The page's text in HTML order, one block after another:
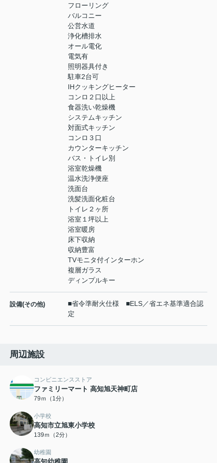
フローリング
バルコニー
公営水道
浄化槽排水
オール電化
電気有
照明器具付き
駐車2台可
IHクッキングヒーター
コンロ２口以上
食器洗い乾燥機
システムキッチン
対面式キッチン
コンロ３口
カウンターキッチン
バス・トイレ別
浴室乾燥機
温水洗浄便座
洗面台
洗髪洗面化粧台
トイレ２ヶ所
浴室１坪以上
浴室暖房
床下収納
収納豊富
TVモニタ付インターホン
複層ガラス
ディンプルキー
設備(その他)
■省令準耐火仕様 ■ELS／省エネ基準適合認
定
周辺施設
コンビニエンスストア
ファミリーマート 高知旭天神町店
79ｍ（1分）
小学校
高知市立旭東小学校
139ｍ（2分）
幼稚園